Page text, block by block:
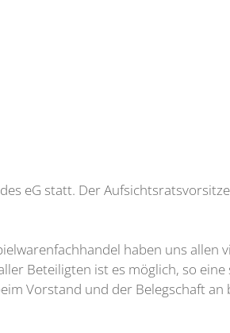
eG statt. Der
haben uns
Beteiligten ist es möglich, so
Vorstand und der Belegschaft